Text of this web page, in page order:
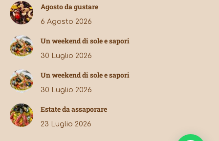
Agosto da gustare
6 Agosto 2026
Un weekend di sole e sapori
30 Luglio 2026
Un weekend di sole e sapori
30 Luglio 2026
Estate da assaporare
23 Luglio 2026